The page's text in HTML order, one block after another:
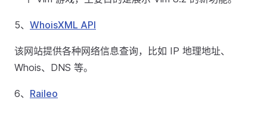
5、 WhoisXML API
该网站提供各种网络信息查询，比如 IP 地理地址、
Whois、DNS 等。
6、 Raileo